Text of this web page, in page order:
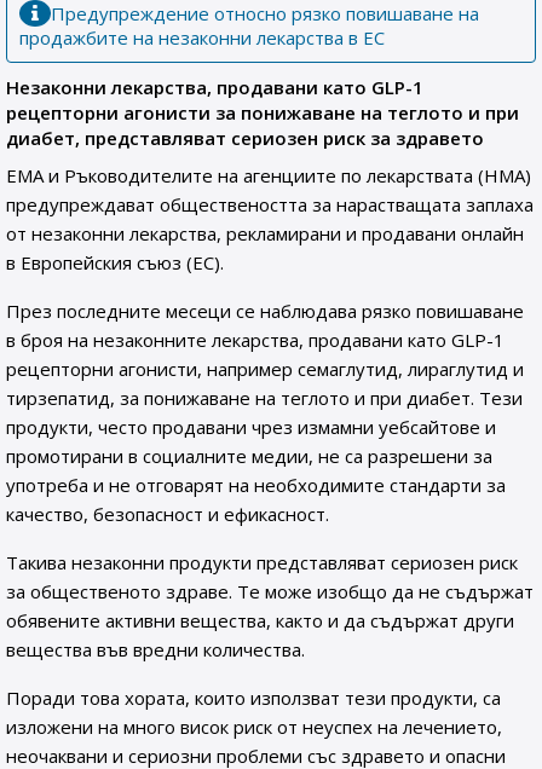
Предупреждение относно рязко повишаване на
продажбите на незаконни лекарства в ЕС
Незаконни лекарства, продавани като GLP-1
рецепторни агонисти за понижаване на теглото и при
диабет, представляват сериозен риск за здравето
EMA и Ръководителите на агенциите по лекарствата (HMA)
предупреждават обществеността за нарастващата заплаха
от незаконни лекарства, рекламирани и продавани онлайн
в Европейския съюз (EС).
През последните месеци се наблюдава рязко повишаване
в броя на незаконните лекарства, продавани като GLP-1
рецепторни агонисти, например семаглутид, лираглутид и
тирзепатид, за понижаване на теглото и при диабет. Тези
продукти, често продавани чрез измамни уебсайтове и
промотирани в социалните медии, не са разрешени за
употреба и не отговарят на необходимите стандарти за
качество, безопасност и ефикасност.
Такива незаконни продукти представляват сериозен риск
за общественото здраве. Те може изобщо да не съдържат
обявените активни вещества, както и да съдържат други
вещества във вредни количества.
Поради това хората, които използват тези продукти, са
изложени на много висок риск от неуспех на лечението,
неочаквани и сериозни проблеми със здравето и опасни